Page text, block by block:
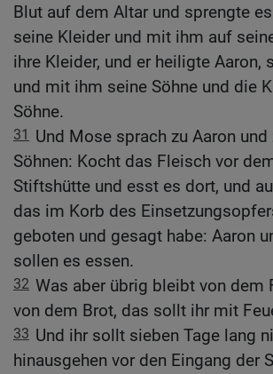
Blut auf dem Altar und sprengte
seine Kleider und mit ihm auf
ihre Kleider, und er heiligte Aaron,
und mit ihm seine Söhne und die
Söhne.
31
Und Mose sprach zu Aaron und
Söhnen: Kocht das Fleisch vor
Stiftshütte und esst es dort, und
das im Korb des
geboten und gesagt habe: Aaron
sollen es essen.
32 Was aber übrig bleibt von dem
von dem Brot, das sollt ihr mit
33 Und ihr sollt sieben Tage lang
hinausgehen vor den Eingang der